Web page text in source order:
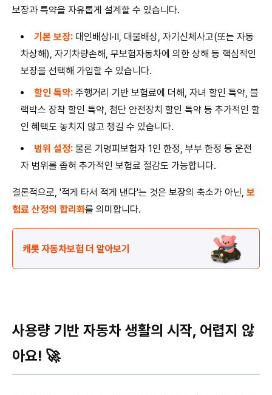
보장과 특약을 자유롭게 설계할 수 있습니다.
기본 보장: 대인배상Ⅰ·Ⅱ, 대물배상, 자기신체사고(또는 자동
차상해), 자기차량손해, 무보험자동차에 의한 상해 등 핵심적인
보장을 선택해 가입할 수 있습니다.
할인 특약: 주행거리 기반 보험료에 더해, 자녀 할인 특약, 블
랙박스 장착 할인 특약, 첨단 안전장치 할인 특약 등 추가적인 할
인 혜택도 놓치지 않고 챙길 수 있습니다.
범위 설정: 물론 기명피보험자 1인 한정, 부부 한정 등 운전
자 범위를 좁혀 추가적인 보험료 절감도 가능합니다.
결론적으로, '적게 타서 적게 낸다'는 것은 보장의 축소가 아닌, 보
험료 산정의 합리화를 의미합니다.
캐롯 자동차보험 더 알아보기
사용량 기반 자동차 생활의 시작, 어렵지 않
아요! 🚀